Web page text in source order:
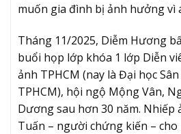
muốn gia đình bị ảnh hưởng vì
Tháng 11/2025, Diễm Hương
buổi họp lớp khóa 1 lớp Diễn
ảnh TPHCM (nay là Đại học
TPHCM), hội ngộ Mộng Vân,
Dương sau hơn 30 năm.
Tuấn – người chứng kiến –